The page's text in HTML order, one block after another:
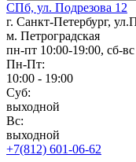
СПб, ул. Подрезова 12
г. Санкт-Петербург,
м. Петроградская
пн-пт 10:00-19:00, сб-
Пн-Пт:
10:00 - 19:00
Суб:
выходной
Вс:
выходной
+7(812) 601-06-62